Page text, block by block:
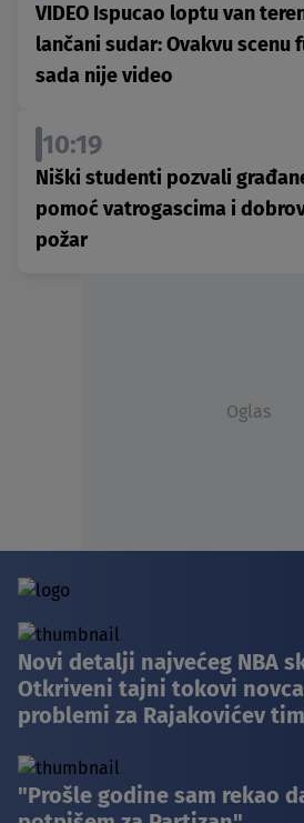
VIDEO Ispucao loptu van
lančani sudar: Ovakvu scenu
sada nije video
10:19
Niški studenti pozvali
pomoć vatrogascima i
požar
Oglas
Novi detalji najvećeg NBA
Otkriveni tajni tokovi
problemi za Rajakovićev tim
"Prošle godine sam rekao